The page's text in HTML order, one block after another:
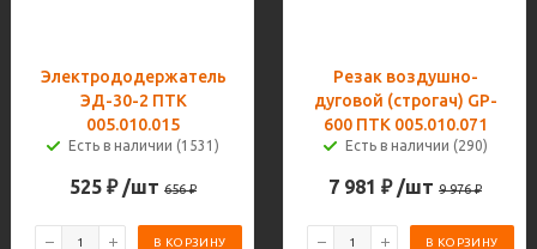
Электрододержатель
ЭД-30-2 ПТК
005.010.015
Есть в наличии (1531)
525 ₽ /шт 656₽
В КОРЗИНУ
Резак воздушно-
дуговой (строгач) GP-
600 ПТК 005.010.071
Есть в наличии (290)
7 981 ₽ /шт 9 976₽
В КОРЗИНУ